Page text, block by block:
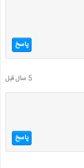
پاسخ
5 سال قبل
پاسخ